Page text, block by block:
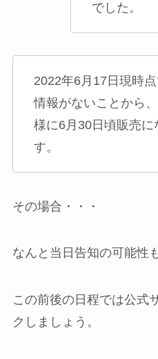
でした。
2022年6月17日現時
情報がないことから
様に6月30日頃販売に
す。
その場合・・・
なんと当日告知の可能性
この前後の日程では公式
クしましょう。